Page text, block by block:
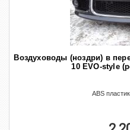
Воздуховоды (ноздри) в
10 EVO-style
ABS